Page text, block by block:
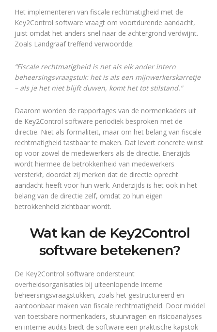
Het implementeren van fiscale rechtmatigheid met de
Key2Control software vraagt om voortdurende aandacht,
juist omdat het anders snel naar de achtergrond verdwijnt.
Zoals Landgraaf treffend verwoordde:
“Fiscale rechtmatigheid is net als elk ander intern
beheersingsvraagstuk: het is als een mijnwerkerskarretje
– als je het niet blijft duwen, komt het tot stilstand.”
Daarom worden de rapportages van de normenkaders uit
de Key2Control software periodiek besproken met de
directie. Niet als formaliteit, maar om het belang van fiscale
rechtmatigheid tastbaar te maken. Dat levert concrete winst
op voor zowel de medewerkers als de directie. Enerzijds
wordt hiermee de betrokkenheid van medewerkers
versterkt, doordat zij merken dat de directie oprecht
aandacht heeft voor hun werk. Anderzijds is het ook in het
belang van de directie zelf, omdat zo hun eigen
betrokkenheid zichtbaar wordt.
Wat kan de Key2Control
software betekenen?
De Key2Control software ondersteunt
overheidsorganisaties bij uiteenlopende interne
beheersingsvraagstukken, zoals het gestructureerd en
aantoonbaar maken van fiscale rechtmatigheid. Door middel
van toetsbare normenkaders, stuurvragen en risicoanalyses
en interne audits biedt de software een praktische kapstok